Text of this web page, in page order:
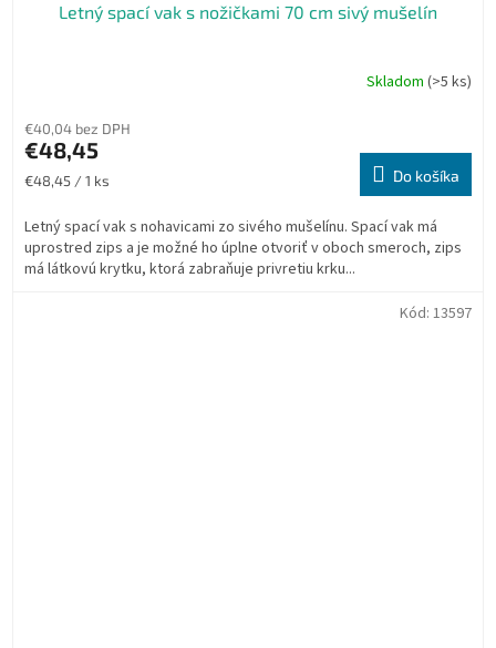
Letný spací vak s nožičkami 70 cm sivý mušelín
Skladom (>5 ks)
€40,04 bez DPH
€48,45
Jednotková
€48,45 / 1 ks Do košíka
Letný spací vak s nohavicami zo sivého mušelínu. Spací vak má
uprostred zips a je možné ho úplne otvoriť v oboch smeroch, zips
má látkovú krytku, ktorá zabraňuje privretiu krku...
Kód: 13597